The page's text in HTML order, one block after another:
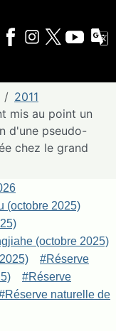
2011
mis au point un
d'une pseudo-
chez le grand
(octobre 2025)
(octobre 2025)
#Réserve
#Réserve
naturelle de